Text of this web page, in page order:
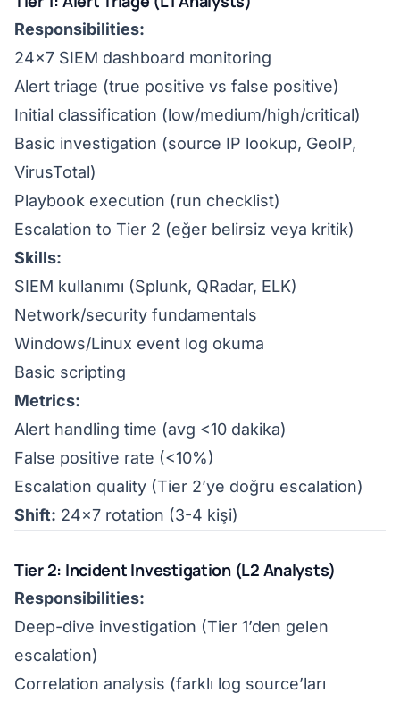
Responsibilities:
24x7 SIEM dashboard monitoring
Alert triage (true positive vs false positive)
Initial classification (low/medium/high/critical)
Basic investigation (source IP lookup, GeoIP,
VirusTotal)
Playbook execution (run checklist)
Escalation to Tier 2 (eğer belirsiz veya kritik)
Skills:
SIEM kullanımı (Splunk, QRadar, ELK)
Network/security fundamentals
Windows/Linux event log okuma
Basic scripting
Metrics:
Alert handling time (avg <10 dakika)
False positive rate (<10%)
Escalation quality (Tier 2’ye doğru escalation)
Shift: 24x7 rotation (3-4 kişi)
Tier 2: Incident Investigation (L2 Analysts)
Responsibilities:
Deep-dive investigation (Tier 1’den gelen
escalation)
Correlation analysis (farklı log source’ları